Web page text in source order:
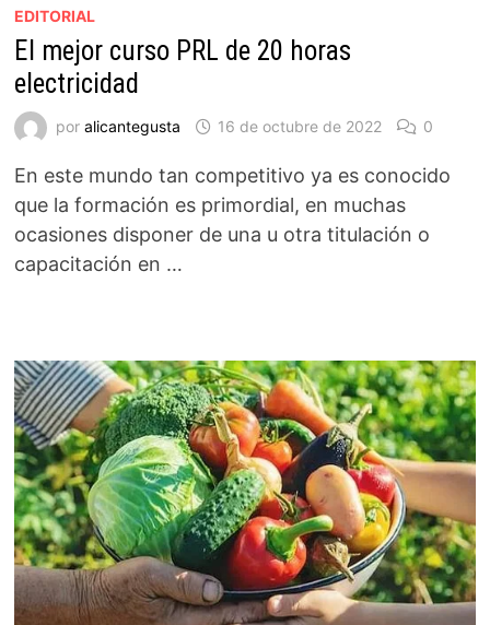
EDITORIAL
El mejor curso PRL de 20 horas
electricidad
por alicantegusta 16 de octubre de 2022 0
En este mundo tan competitivo ya es conocido
que la formación es primordial, en muchas
ocasiones disponer de una u otra titulación o
capacitación en …